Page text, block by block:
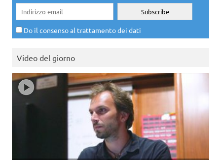
Do il consenso al trattamento dei dati
Video del giorno